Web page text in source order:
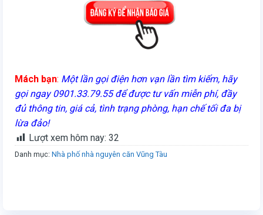
Mách bạn: Một lần gọi điện hơn vạn lần tìm kiếm, hãy
gọi ngay 0901.33.79.55 để được tư vấn miễn phí, đầy
đủ thông tin, giá cả, tình trạng phòng, hạn chế tối đa bị
lừa đảo!
Lượt xem hôm nay: 32
Danh mục: Nhà phố nhà nguyên căn Vũng Tàu